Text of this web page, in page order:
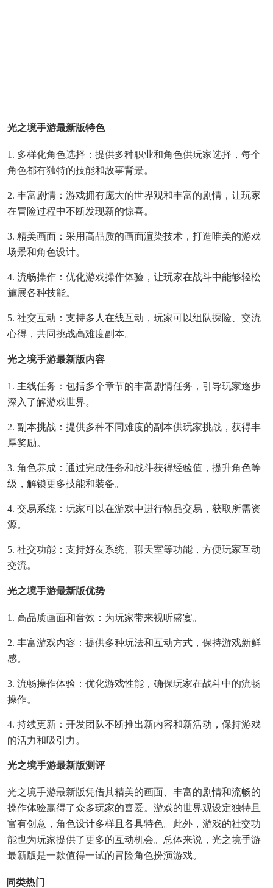
光之境手游最新版特色
1. 多样化角色选择：提供多种职业和角色供玩家选择，每个
角色都有独特的技能和故事背景。
2. 丰富剧情：游戏拥有庞大的世界观和丰富的剧情，让玩家
在冒险过程中不断发现新的惊喜。
3. 精美画面：采用高品质的画面渲染技术，打造唯美的游戏
场景和角色设计。
4. 流畅操作：优化游戏操作体验，让玩家在战斗中能够轻松
施展各种技能。
5. 社交互动：支持多人在线互动，玩家可以组队探险、交流
心得，共同挑战高难度副本。
光之境手游最新版内容
1. 主线任务：包括多个章节的丰富剧情任务，引导玩家逐步
深入了解游戏世界。
2. 副本挑战：提供多种不同难度的副本供玩家挑战，获得丰
厚奖励。
3. 角色养成：通过完成任务和战斗获得经验值，提升角色等
级，解锁更多技能和装备。
4. 交易系统：玩家可以在游戏中进行物品交易，获取所需资
源。
5. 社交功能：支持好友系统、聊天室等功能，方便玩家互动
交流。
光之境手游最新版优势
1. 高品质画面和音效：为玩家带来视听盛宴。
2. 丰富游戏内容：提供多种玩法和互动方式，保持游戏新鲜
感。
3. 流畅操作体验：优化游戏性能，确保玩家在战斗中的流畅
操作。
4. 持续更新：开发团队不断推出新内容和新活动，保持游戏
的活力和吸引力。
光之境手游最新版测评
光之境手游最新版凭借其精美的画面、丰富的剧情和流畅的
操作体验赢得了众多玩家的喜爱。游戏的世界观设定独特且
富有创意，角色设计多样且各具特色。此外，游戏的社交功
能也为玩家提供了更多的互动机会。总体来说，光之境手游
最新版是一款值得一试的冒险角色扮演游戏。
同类热门